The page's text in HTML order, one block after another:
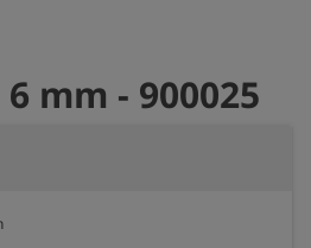
mm - 900025